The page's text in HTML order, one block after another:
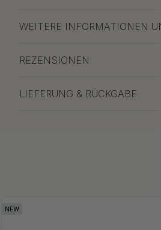
WEITERE INFORMATIONEN
REZENSIONEN
LIEFERUNG & RÜCKGABE